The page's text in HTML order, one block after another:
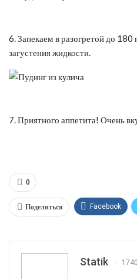
6. Запекаем в разогретой до 180
загустения жидкости.
7. Приятного аппетита! Очень
0
Поделиться Facebook
Statik